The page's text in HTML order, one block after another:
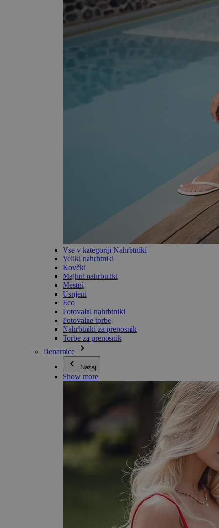
Vse v kategoriji Nahrbtniki
Veliki nahrbtniki
Kovčki
Majhni nahrbtniki
Mestni
Usnjeni
Eco
Potovalni nahrbtniki
Potovalne torbe
Nahrbtniki za prenosnik
Torbe za prenosnik
Denarnice
Nazaj
Show more